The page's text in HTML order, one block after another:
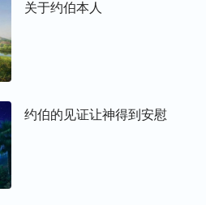
关于约伯本人
约伯的见证让神得到安慰